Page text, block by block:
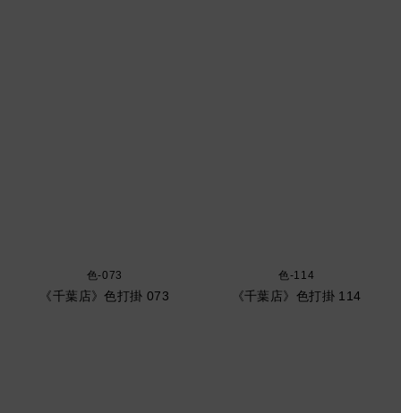
色-073
《千葉店》色打掛 073
色-114
《千葉店》色打掛 114